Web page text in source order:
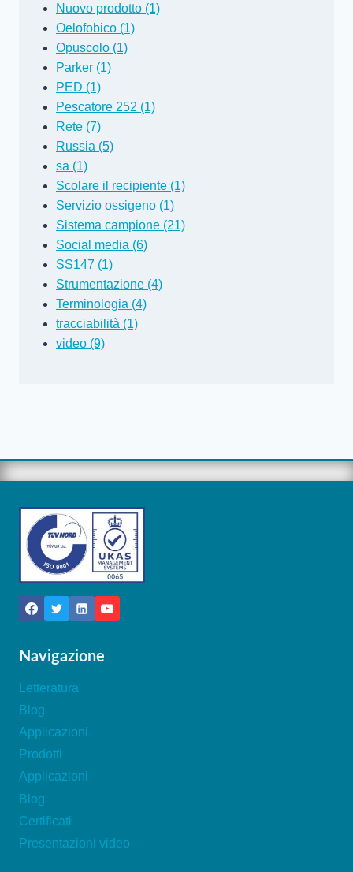
Nuovo prodotto (1)
Oelofobico (1)
Opuscolo (1)
Parker (1)
PED (1)
Pescatore 252 (1)
Rete (7)
Russia (5)
sa (1)
Scolare il recipiente (1)
Servizio ossigeno (1)
Sistema campione (21)
Social media (6)
SS147 (1)
Strumentazione (4)
Terminologia (4)
tracciabilità (1)
video (9)
Navigazione
Letteratura
Blog
Applicazioni
Prodotti
Applicazioni
Blog
Certificati
Presentazioni video